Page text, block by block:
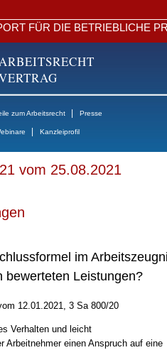
FÜR DIE BETRIEBLICHE
zum Arbeitsrecht Presse
Kanzleiprofil
vom 25.08.2021
im
bewerteten Leistungen?
12.01.2021, 3 Sa 800/20
Verhalten und leicht
Arbeitnehmer einen Anspruch auf eine